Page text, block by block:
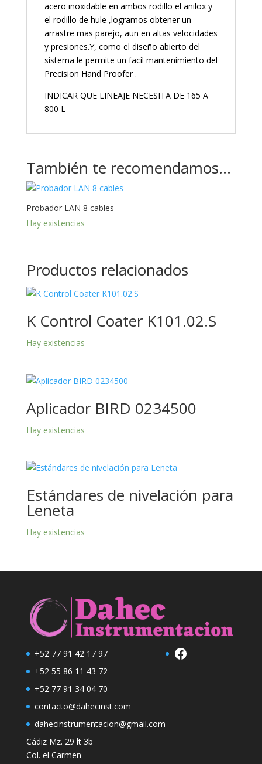
acero inoxidable en ambos rodillo el anilox y
el rodillo de hule ,logramos obtener un
arrastre mas parejo, aun en altas velocidades
y presiones.Y, como el diseño abierto del
sistema le permite un facil mantenimiento del
Precision Hand Proofer .
INDICAR QUE LINEAJE NECESITA DE 165 A
800 L
También te recomendamos…
Probador LAN 8 cables
Hay existencias
Productos relacionados
K Control Coater K101.02.S
Hay existencias
Aplicador BIRD 0234500
Hay existencias
Estándares de nivelación para
Leneta
Hay existencias
+52 77 91 42 17 97
+52 55 86 11 43 72
+52 77 91 34 04 70
contacto@dahecinst.com
dahecinstrumentacion@gmail.com
Facebook
Cádiz Mz. 29 lt 3b
Col. el Carmen